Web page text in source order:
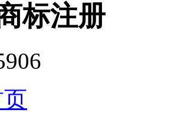
标注册